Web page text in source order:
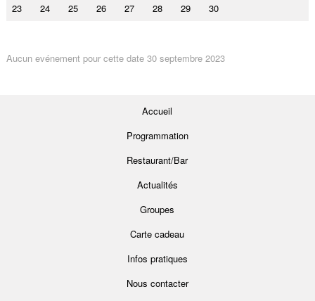
23
24 25 26 27 28 29 30
Aucun evénement pour cette date 30 septembre 2023
Accueil
Programmation
Restaurant/Bar
Actualités
Groupes
Carte cadeau
Infos pratiques
Nous contacter